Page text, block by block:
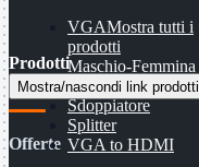
VGAMostra tutti i
prodotti
Maschio-Femmina
Maschio-Maschio
Sdoppiatore
Splitter
VGA to HDMI
Prodotti
Mostra/nascondi link prodotti
Offerte